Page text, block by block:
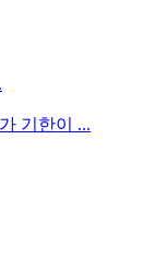
기한이 ...